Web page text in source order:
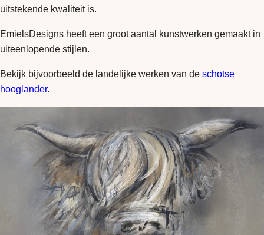
uitstekende kwaliteit is.
EmielsDesigns heeft een groot aantal kunstwerken gemaakt in
uiteenlopende stijlen.
Bekijk bijvoorbeeld de landelijke werken van de schotse
hooglander.